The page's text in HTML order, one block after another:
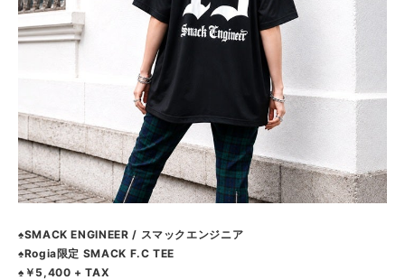
♠️SMACK ENGINEER / スマックエンジニア
♠️Rogia限定 SMACK F.C TEE
♠️￥5,400 + TAX